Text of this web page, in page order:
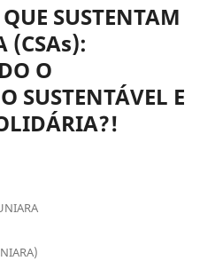
SUSTENTAM
(CSAs):
O
SUSTENTÁVEL E